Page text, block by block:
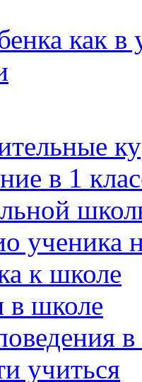
как
в 1
ученика
к школе
в школе
учиться